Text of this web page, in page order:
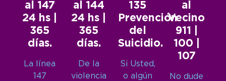
al 147
24 hs |
365
días.
La línea
147
al 144
24 hs |
365
días.
De la
violencia
135
Prevención
del
Suicidio.
Si Usted,
o algún
al
Vecino
911 |
100 |
107
No dude